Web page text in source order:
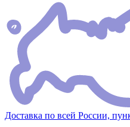
Доставка по всей России,